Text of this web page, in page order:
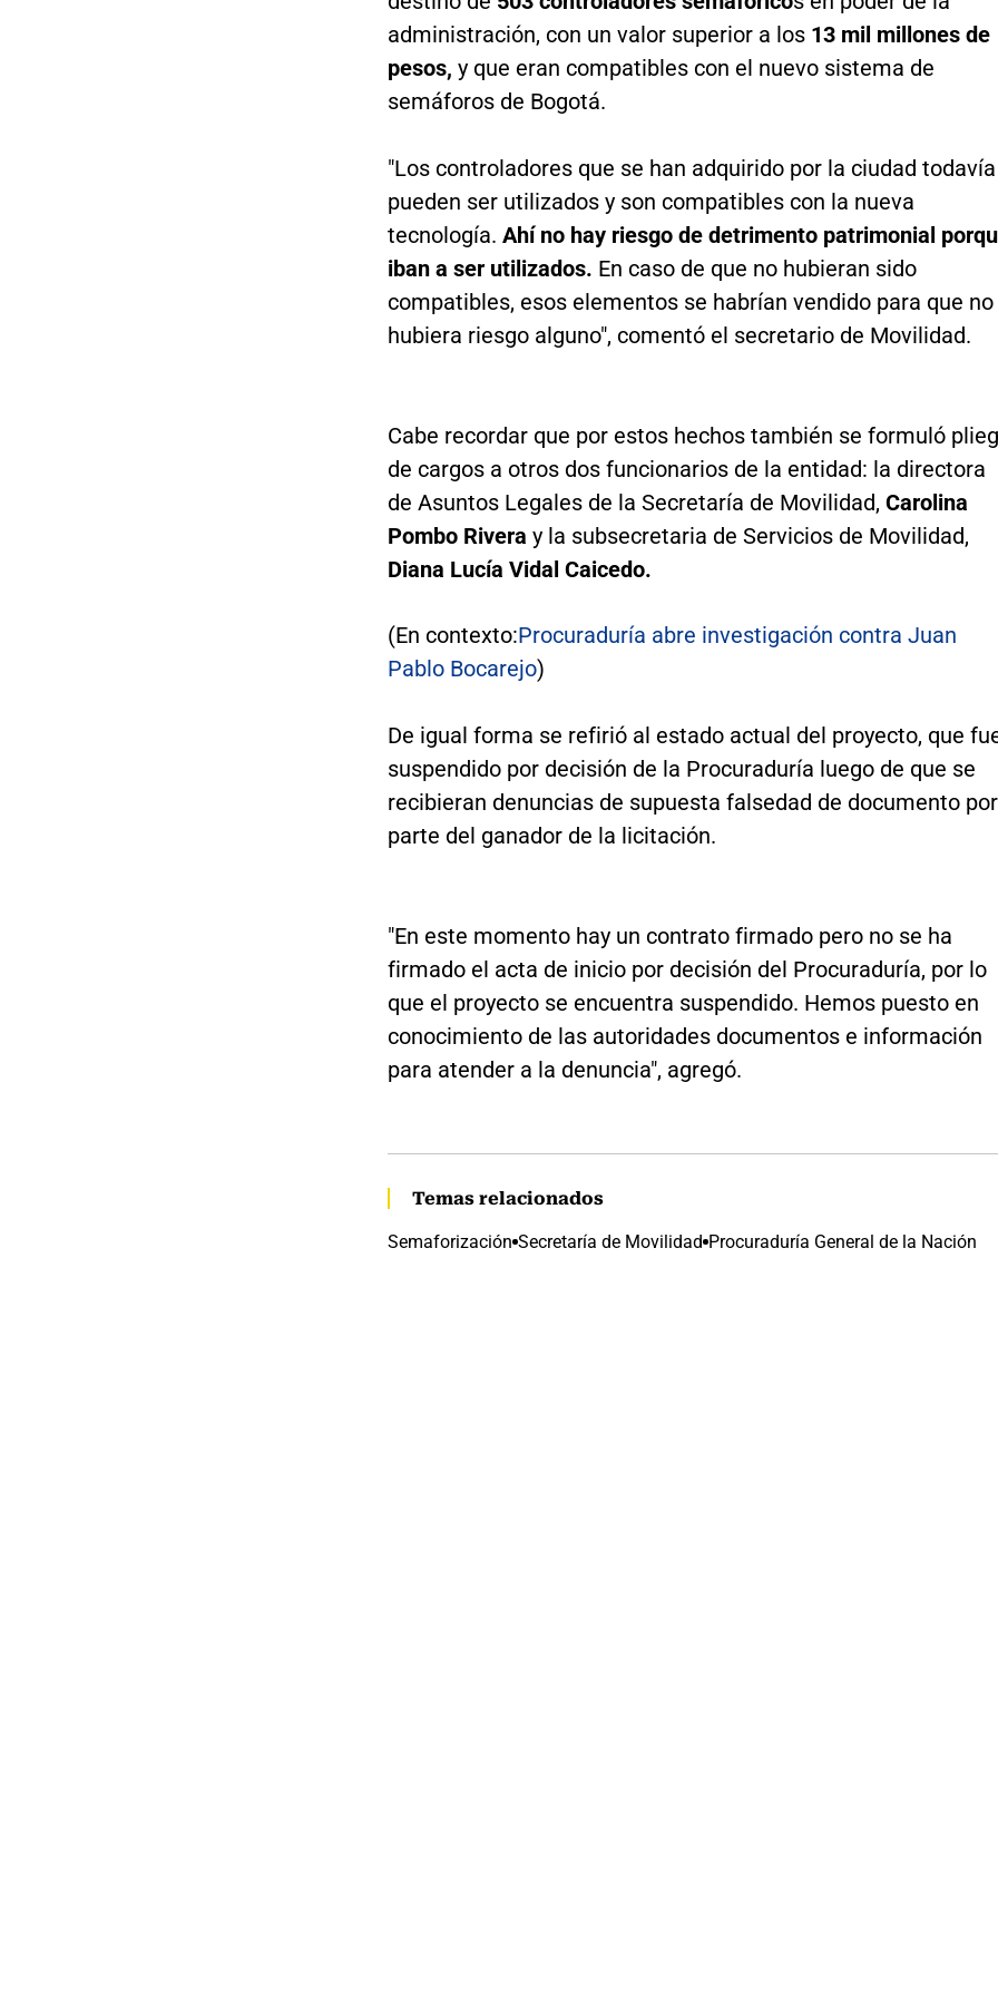
administración, con un valor superior a los13 mil millones de
pesos, y que eran compatibles con el nuevo sistema de
semáforos de Bogotá.
"Los controladores que se han adquirido por la ciudad todavía
pueden ser utilizados y son compatibles con la nueva
tecnología. Ahí no hay riesgo de detrimento patrimonial
iban a ser utilizados. En caso de que no hubieran sido
compatibles, esos elementos se habrían vendido para que no
hubiera riesgo alguno", comentó el secretario de Movilidad.
Cabe recordar que por estos hechos también se formuló
de cargos a otros dos funcionarios de la entidad: la directora
de Asuntos Legales de la Secretaría de Movilidad, Carolina
Pombo Rivera y la subsecretaria de Servicios de Movilidad,
Diana Lucía Vidal Caicedo.
(En contexto:Procuraduría abre investigación contra Juan
Pablo Bocarejo)
De igual forma se refirió al estado actual del proyecto, que
suspendido por decisión de la Procuraduría luego de que se
recibieran denuncias de supuesta falsedad de documento por
parte del ganador de la licitación.
"En este momento hay un contrato firmado pero no se ha
firmado el acta de inicio por decisión del Procuraduría, por lo
que el proyecto se encuentra suspendido. Hemos puesto en
conocimiento de las autoridades documentos e información
para atender a la denuncia", agregó.
Temas relacionados
Semaforización Secretaría de Movilidad Procuraduría General de la Nación